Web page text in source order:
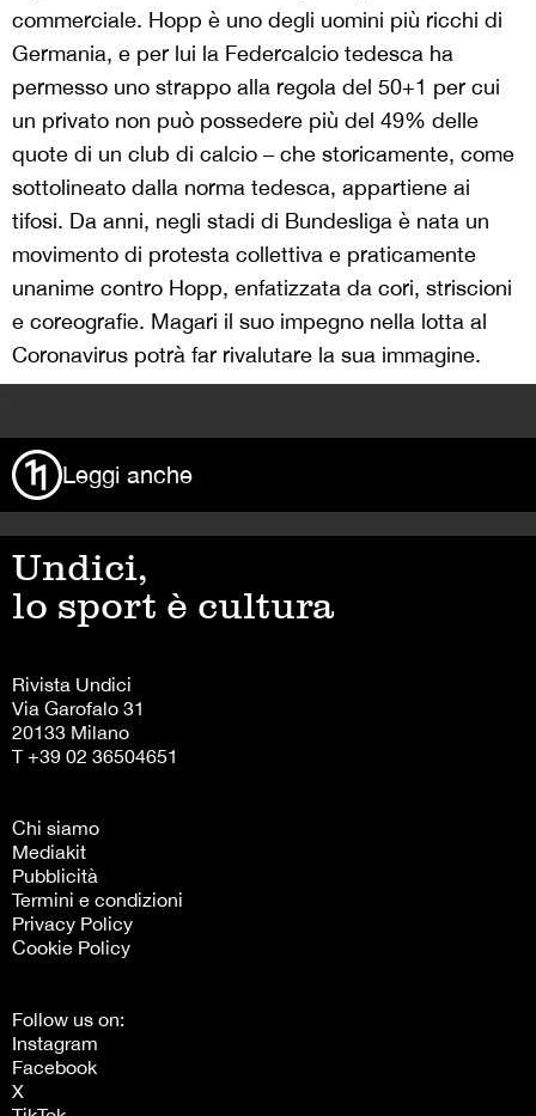
commerciale. Hopp è uno degli uomini più ricchi di
Germania, e per lui la Federcalcio tedesca ha
permesso uno strappo alla regola del 50+1 per cui
un privato non può possedere più del 49% delle
quote di un club di calcio – che storicamente, come
sottolineato dalla norma tedesca, appartiene ai
tifosi. Da anni, negli stadi di Bundesliga è nata un
movimento di protesta collettiva e praticamente
unanime contro Hopp, enfatizzata da cori, striscioni
e coreografie. Magari il suo impegno nella lotta al
Coronavirus potrà far rivalutare la sua immagine.
Leggi anche
Undici,
lo sport è cultura
Rivista Undici
Via Garofalo 31
20133 Milano
T +39 02 36504651
Chi siamo
Mediakit
Pubblicità
Termini e condizioni
Privacy Policy
Cookie Policy
Follow us on:
Instagram
Facebook
X